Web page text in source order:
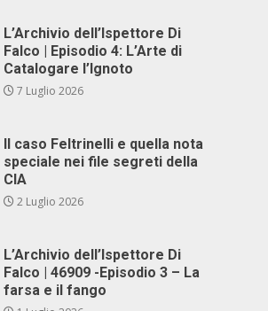
L’Archivio dell’Ispettore Di
Falco | Episodio 4: L’Arte di
Catalogare l’Ignoto
7 Luglio 2026
Il caso Feltrinelli e quella nota
speciale nei file segreti della
CIA
2 Luglio 2026
L’Archivio dell’Ispettore Di
Falco | 46909 -Episodio 3 – La
farsa e il fango